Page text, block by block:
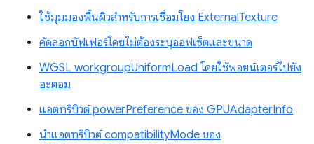
ใช้มุมมองพื้นผิวสำหรับการเชื่อมโยง ExternalTexture
คัดลอกบัฟเฟอร์โดยไม่ต้องระบุออฟเซ็ตและขนาด
WGSL workgroupUniformLoad โดยใช้พอยน์เตอร์ไปยัง
อะตอม
แอตทริบิวต์ powerPreference ของ GPUAdapterInfo
นำแอตทริบิวต์ compatibilityMode ของ